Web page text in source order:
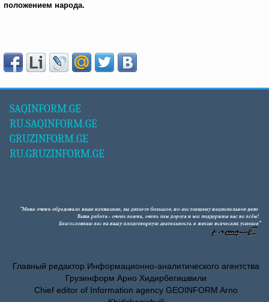
положением народа.
SAQINFORM.GE
RU.SAQINFORM.GE
GRUZINFORM.GE
RU.GRUZINFORM.GE
Главный редактор Информационно-аналитического агентства
Грузинформ Арно Хидирбегишвили
Chief editor of Information agency GEOINFORM Arno